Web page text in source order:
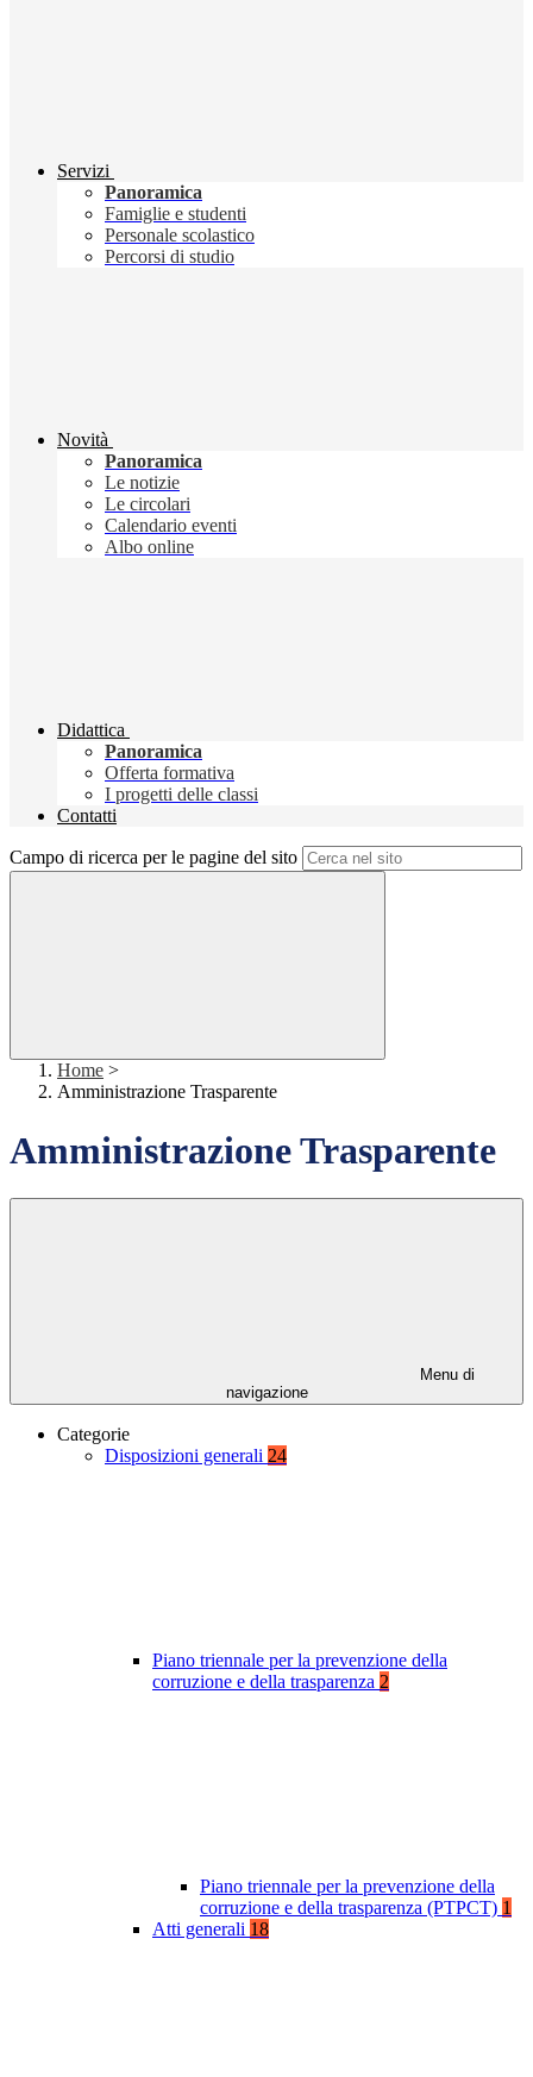
Servizi
Panoramica
Famiglie e studenti
Personale scolastico
Percorsi di studio
Novità
Panoramica
Le notizie
Le circolari
Calendario eventi
Albo online
Didattica
Panoramica
Offerta formativa
I progetti delle classi
Contatti
Campo di ricerca per le pagine del sito
Home >
Amministrazione Trasparente
Amministrazione Trasparente
Menu di
navigazione
Categorie
Disposizioni generali 24
Piano triennale per la prevenzione della
corruzione e della trasparenza 2
Piano triennale per la prevenzione della
corruzione e della trasparenza (PTPCT) 1
Atti generali 18